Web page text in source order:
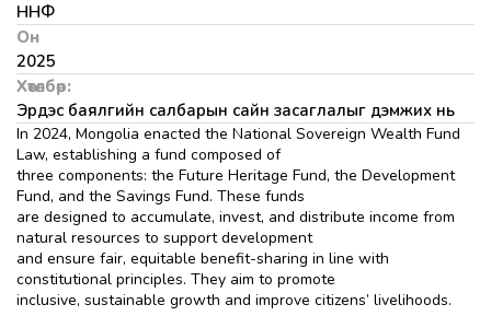
ННФ
Он
2025
Хөтөлбөр:
Эрдэс баялгийн салбарын сайн засаглалыг дэмжих нь
In 2024, Mongolia enacted the National Sovereign Wealth Fund
Law, establishing a fund composed of
three components: the Future Heritage Fund, the Development
Fund, and the Savings Fund. These funds
are designed to accumulate, invest, and distribute income from
natural resources to support development
and ensure fair, equitable benefit-sharing in line with
constitutional principles. They aim to promote
inclusive, sustainable growth and improve citizens’ livelihoods.